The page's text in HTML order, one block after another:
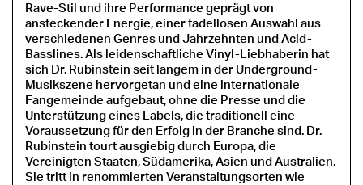
Rave-Stil und ihre Performance geprägt von
ansteckender Energie, einer tadellosen Auswahl aus
verschiedenen Genres und Jahrzehnten und Acid-
Basslines. Als leidenschaftliche Vinyl-Liebhaberin hat
sich Dr. Rubinstein seit langem in der Underground-
Musikszene hervorgetan und eine internationale
Fangemeinde aufgebaut, ohne die Presse und die
Unterstützung eines Labels, die traditionell eine
Voraussetzung für den Erfolg in der Branche sind. Dr.
Rubinstein tourt ausgiebig durch Europa, die
Vereinigten Staaten, Südamerika, Asien und Australien.
Sie tritt in renommierten Veranstaltungsorten wie